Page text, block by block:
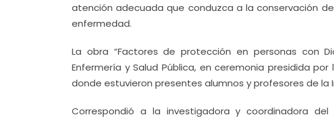
atención adecuada que conduzca a la conservación
enfermedad.
La obra “Factores de protección en personas con
Enfermería y Salud Pública, en ceremonia presidida
donde estuvieron presentes alumnos y profesores de la
Correspondió a la investigadora y coordinadora